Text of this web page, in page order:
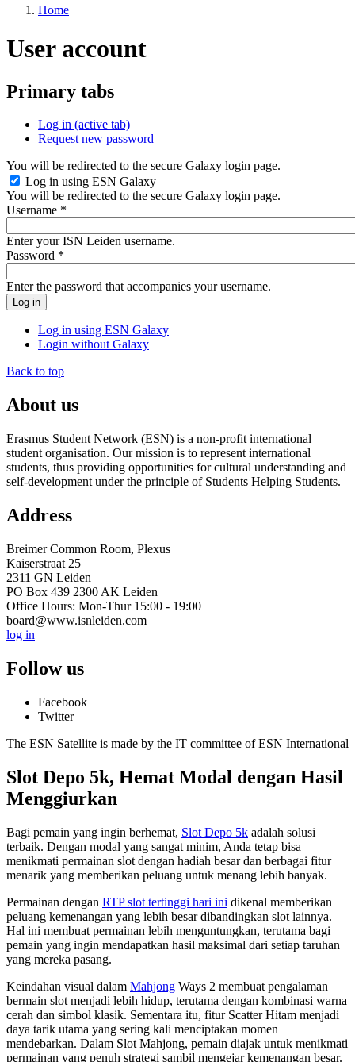
Home
User account
Primary tabs
Log in (active tab)
Request new password
You will be redirected to the secure Galaxy login page.
Log in using ESN Galaxy
You will be redirected to the secure Galaxy login page.
Username *
Enter your ISN Leiden username.
Password *
Enter the password that accompanies your username.
Log in using ESN Galaxy
Login without Galaxy
Back to top
About us
Erasmus Student Network (ESN) is a non-profit international
student organisation. Our mission is to represent international
students, thus providing opportunities for cultural understanding and
self-development under the principle of Students Helping Students.
Address
Breimer Common Room, Plexus
Kaiserstraat 25
2311 GN Leiden
PO Box 439 2300 AK Leiden
Office Hours: Mon-Thur 15:00 - 19:00
board@www.isnleiden.com
log in
Follow us
Facebook
Twitter
The ESN Satellite is made by the IT committee of ESN International
Slot Depo 5k, Hemat Modal dengan Hasil
Menggiurkan
Bagi pemain yang ingin berhemat, Slot Depo 5k adalah solusi
terbaik. Dengan modal yang sangat minim, Anda tetap bisa
menikmati permainan slot dengan hadiah besar dan berbagai fitur
menarik yang memberikan peluang untuk menang lebih banyak.
Permainan dengan RTP slot tertinggi hari ini dikenal memberikan
peluang kemenangan yang lebih besar dibandingkan slot lainnya.
Hal ini membuat permainan lebih menguntungkan, terutama bagi
pemain yang ingin mendapatkan hasil maksimal dari setiap taruhan
yang mereka pasang.
Keindahan visual dalam Mahjong Ways 2 membuat pengalaman
bermain slot menjadi lebih hidup, terutama dengan kombinasi warna
cerah dan simbol klasik. Sementara itu, fitur Scatter Hitam menjadi
daya tarik utama yang sering kali menciptakan momen
mendebarkan. Dalam Slot Mahjong, pemain diajak untuk menikmati
permainan yang penuh strategi sambil mengejar kemenangan besar.